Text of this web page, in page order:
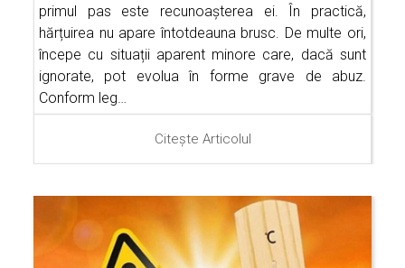
primul pas este recunoașterea ei. În practică,
hărțuirea nu apare întotdeauna brusc. De multe ori,
începe cu situații aparent minore care, dacă sunt
ignorate, pot evolua în forme grave de abuz.
Conform leg…
Citește Articolul